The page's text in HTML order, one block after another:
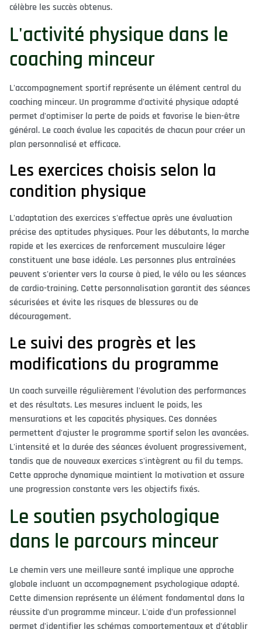
célèbre les succès obtenus.
L'activité physique dans le
coaching minceur
L'accompagnement sportif représente un élément central du
coaching minceur. Un programme d'activité physique adapté
permet d'optimiser la perte de poids et favorise le bien-être
général. Le coach évalue les capacités de chacun pour créer un
plan personnalisé et efficace.
Les exercices choisis selon la
condition physique
L'adaptation des exercices s'effectue après une évaluation
précise des aptitudes physiques. Pour les débutants, la marche
rapide et les exercices de renforcement musculaire léger
constituent une base idéale. Les personnes plus entraînées
peuvent s'orienter vers la course à pied, le vélo ou les séances
de cardio-training. Cette personnalisation garantit des séances
sécurisées et évite les risques de blessures ou de
découragement.
Le suivi des progrès et les
modifications du programme
Un coach surveille régulièrement l'évolution des performances
et des résultats. Les mesures incluent le poids, les
mensurations et les capacités physiques. Ces données
permettent d'ajuster le programme sportif selon les avancées.
L'intensité et la durée des séances évoluent progressivement,
tandis que de nouveaux exercices s'intègrent au fil du temps.
Cette approche dynamique maintient la motivation et assure
une progression constante vers les objectifs fixés.
Le soutien psychologique
dans le parcours minceur
Le chemin vers une meilleure santé implique une approche
globale incluant un accompagnement psychologique adapté.
Cette dimension représente un élément fondamental dans la
réussite d'un programme minceur. L'aide d'un professionnel
permet d'identifier les schémas comportementaux et d'établir